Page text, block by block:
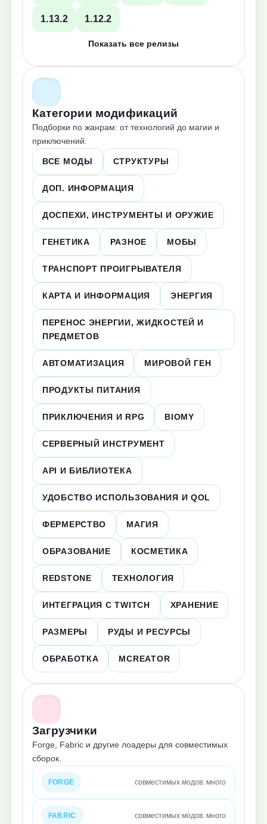
1.13.2 1.12.2
Показать все релизы
Категории модификаций
Подборки по жанрам: от технологий до магии и
приключений.
ВСЕ МОДЫ СТРУКТУРЫ
ДОП. ИНФОРМАЦИЯ
ДОСПЕХИ, ИНСТРУМЕНТЫ И ОРУЖИЕ
ГЕНЕТИКА РАЗНОЕ МОБЫ
ТРАНСПОРТ ПРОИГРЫВАТЕЛЯ
КАРТА И ИНФОРМАЦИЯ ЭНЕРГИЯ
ПЕРЕНОС ЭНЕРГИИ, ЖИДКОСТЕЙ И
ПРЕДМЕТОВ
АВТОМАТИЗАЦИЯ МИРОВОЙ ГЕН
ПРОДУКТЫ ПИТАНИЯ
ПРИКЛЮЧЕНИЯ И RPG BIOMY
СЕРВЕРНЫЙ ИНСТРУМЕНТ
API И БИБЛИОТЕКА
УДОБСТВО ИСПОЛЬЗОВАНИЯ И QOL
ФЕРМЕРСТВО МАГИЯ
ОБРАЗОВАНИЕ КОСМЕТИКА
REDSTONE ТЕХНОЛОГИЯ
ИНТЕГРАЦИЯ С TWITCH ХРАНЕНИЕ
РАЗМЕРЫ РУДЫ И РЕСУРСЫ
ОБРАБОТКА MCREATOR
Загрузчики
Forge, Fabric и другие лоадеры для совместимых
сборок.
FORGE совместимых модов: много
FABRIC совместимых модов: много